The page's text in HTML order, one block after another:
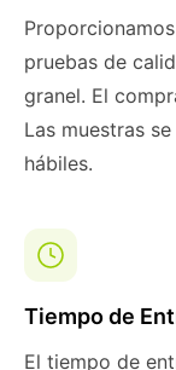
pruebas de
granel. El
Las muestras
hábiles.
Tiempo de
El tiempo de